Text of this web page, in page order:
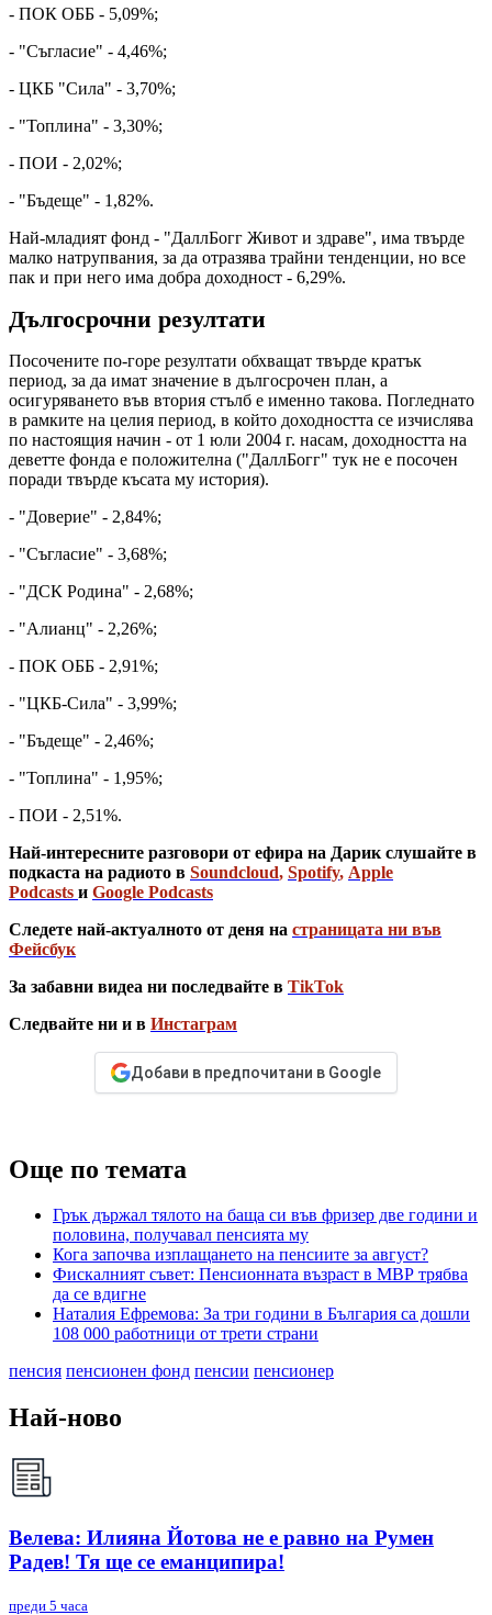
- ПОК ОББ - 5,09%;
- "Съгласие" - 4,46%;
- ЦКБ "Сила" - 3,70%;
- "Топлина" - 3,30%;
- ПОИ - 2,02%;
- "Бъдеще" - 1,82%.
Най-младият фонд - "ДаллБогг Живот и здраве", има твърде
малко натрупвания, за да отразява трайни тенденции, но все
пак и при него има добра доходност - 6,29%.
Дългосрочни резултати
Посочените по-горе резултати обхващат твърде кратък
период, за да имат значение в дългосрочен план, а
осигуряването във втория стълб е именно такова. Погледнато
в рамките на целия период, в който доходността се изчислява
по настоящия начин - от 1 юли 2004 г. насам, доходността на
деветте фонда е положителна ("ДаллБогг" тук не е посочен
поради твърде късата му история).
- "Доверие" - 2,84%;
- "Съгласие" - 3,68%;
- "ДСК Родина" - 2,68%;
- "Алианц" - 2,26%;
- ПОК ОББ - 2,91%;
- "ЦКБ-Сила" - 3,99%;
- "Бъдеще" - 2,46%;
- "Топлина" - 1,95%;
- ПОИ - 2,51%.
Най-интересните разговори от ефира на Дарик слушайте в
подкаста на радиото в Soundcloud, Spotify, Apple
Podcasts и Google Podcasts
Следете най-актуалното от деня на страницата ни във
Фейсбук
За забавни видеа ни последвайте в TikTok
Следвайте ни и в Инстаграм
Добави в предпочитани в Google
Още по темата
Грък държал тялото на баща си във фризер две години и
половина, получавал пенсията му
Кога започва изплащането на пенсиите за август?
Фискалният съвет: Пенсионната възраст в МВР трябва
да се вдигне
Наталия Ефремова: За три години в България са дошли
108 000 работници от трети страни
пенсия пенсионен фонд пенсии пенсионер
Най-ново
Велева: Илияна Йотова не е равно на Румен
Радев! Тя ще се еманципира!
преди 5 часа